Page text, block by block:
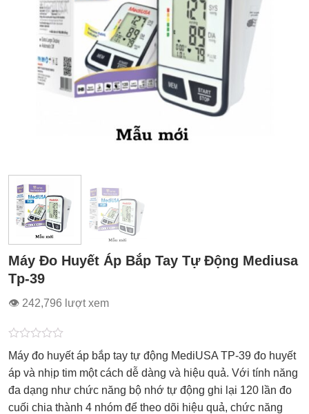
Máy Đo Huyết Áp Bắp Tay Tự Động Mediusa
Tp-39
👁 242,796 lượt xem
Được
xếp
hạng
0.0
5
sao
Máy đo huyết áp bắp tay tự động MediUSA TP-39 đo huyết
áp và nhịp tim một cách dễ dàng và hiệu quả. Với tính năng
đa dạng như chức năng bộ nhớ tự động ghi lại 120 lần đo
cuối chia thành 4 nhóm để theo dõi hiệu quả, chức năng